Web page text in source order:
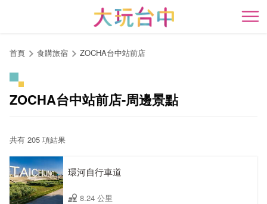
開
首頁 食購旅宿 ZOCHA台中站前店
ZOCHA台中站前店-周邊景點
共有 205 項結果
環河自行車道
8.24 公里